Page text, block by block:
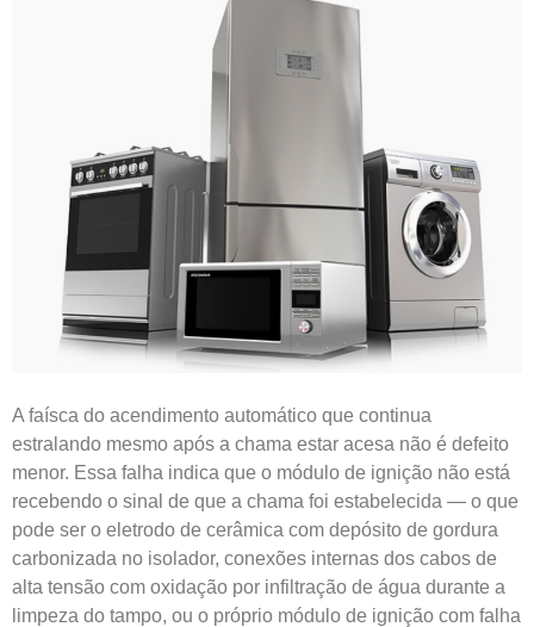
A faísca do acendimento automático que continua
estralando mesmo após a chama estar acesa não é defeito
menor. Essa falha indica que o módulo de ignição não está
recebendo o sinal de que a chama foi estabelecida — o que
pode ser o eletrodo de cerâmica com depósito de gordura
carbonizada no isolador, conexões internas dos cabos de
alta tensão com oxidação por infiltração de água durante a
limpeza do tampo, ou o próprio módulo de ignição com falha